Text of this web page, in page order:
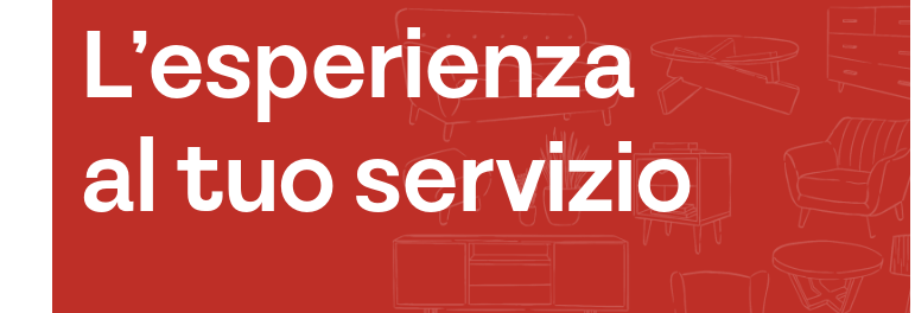
L’esperienza
al tuo servizio